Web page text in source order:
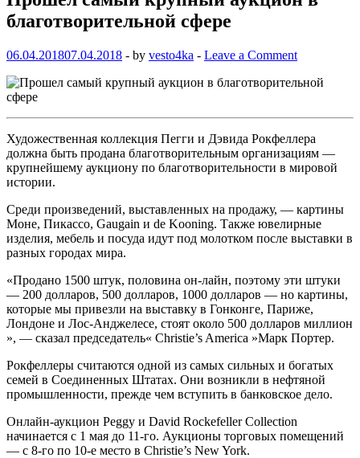
благотворительной сфере
06.04.201807.04.2018 - by vesto4ka - Leave a Comment
Художественная коллекция Пегги и Дэвида Рокфеллера
должна быть продана благотворительным организациям —
крупнейшему аукциону по благотворительности в мировой
истории.
Среди произведений, выставленных на продажу, — картины
Моне, Пикассо, Gaugain и de Kooning. Также ювелирные
изделия, мебель и посуда идут под молотком после выставки в
разных городах мира.
«Продано 1500 штук, половина он-лайн, поэтому эти штуки
— 200 долларов, 500 долларов, 1000 долларов — но картины,
которые мы привезли на выставку в Гонконге, Париже,
Лондоне и Лос-Анджелесе, стоят около 500 долларов миллион
», — сказал председатель« Christie’s America »Марк Портер.
Рокфеллеры считаются одной из самых сильных и богатых
семей в Соединенных Штатах. Они возникли в нефтяной
промышленности, прежде чем вступить в банковское дело.
Онлайн-аукцион Peggy и David Rockefeller Collection
начинается с 1 мая до 11-го. Аукционы торговых помещений
— с 8-го по 10-е место в Christie’s New York.